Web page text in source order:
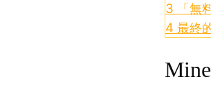
3
「
4 最終